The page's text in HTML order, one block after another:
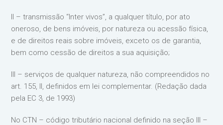
II – transmissão “Inter vivos”, a qualquer título, por ato
oneroso, de bens imóveis, por natureza ou acessão física,
e de direitos reais sobre imóveis, exceto os de garantia,
bem como cessão de direitos a sua aquisição;
III – serviços de qualquer natureza, não compreendidos no
art. 155, II, definidos em lei complementar. (Redação dada
pela EC 3, de 1993)
No CTN – código tributário nacional definido na seção III –